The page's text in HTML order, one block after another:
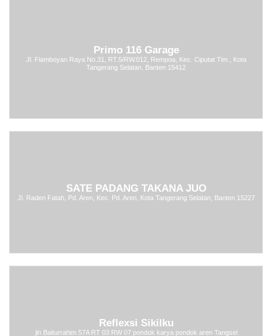
Primo 116 Garage
Jl. Flamboyan Raya No.31, RT.5/RW.012, Rempoa, Kec. Ciputat Tim., Kota
Tangerang Selatan, Banten 15412
SATE PADANG TAKANA JUO
Jl. Raden Fatah, Pd. Aren, Kec. Pd. Aren, Kota Tangerang Selatan, Banten 15227
Reflexsi Sikilku
jln Baiturrahim 57A RT 03 RW 07 pondok karya pondok aren Tangsel